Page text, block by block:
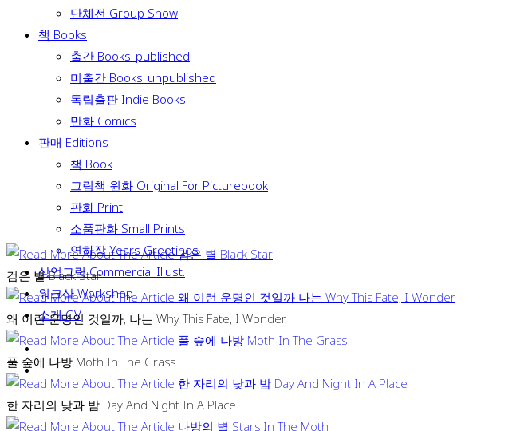
단체전 Group Show
책 Books
출간 Books_published
미출간 Books_unpublished
독립출판 Indie Books
만화 Comics
판매 Editions
책 Book
그림책 원화 Original For Picturebook
판화 Print
소품판화 Small Prints
연하장 Years Greetings
상업그림 Commercial Illust.
워크샵 Workshop
소개 C.V
검은 별 Black Star
왜 이런 운명인 것일까, 나는 Why This Fate, I Wonder
풀 숲에 나방 Moth In The Grass
한 자리의 낮과 밤 Day And Night In A Place